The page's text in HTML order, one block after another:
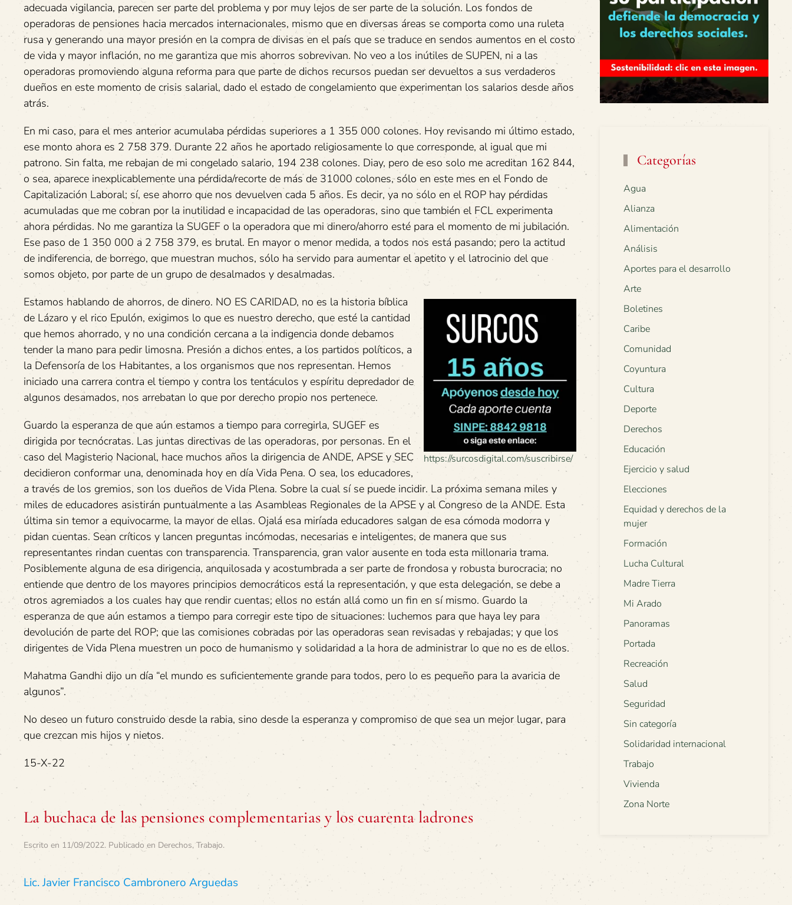
adecuada vigilancia, parecen ser parte del problema y por muy lejos de ser parte de la solución. Los fondos de
operadoras de pensiones hacia mercados internacionales, mismo que en diversas áreas se comporta como una ruleta
rusa y generando una mayor presión en la compra de divisas en el país que se traduce en sendos aumentos en el costo
de vida y mayor inflación, no me garantiza que mis ahorros sobrevivan. No veo a los inútiles de SUPEN, ni a las
operadoras promoviendo alguna reforma para que parte de dichos recursos puedan ser devueltos a sus verdaderos
dueños en este momento de crisis salarial, dado el estado de congelamiento que experimentan los salarios desde años
atrás.
En mi caso, para el mes anterior acumulaba pérdidas superiores a 1 355 000 colones. Hoy revisando mi último estado,
ese monto ahora es 2 758 379. Durante 22 años he aportado religiosamente lo que corresponde, al igual que mi
patrono. Sin falta, me rebajan de mi congelado salario, 194 238 colones. Diay, pero de eso solo me acreditan 162 844,
o sea, aparece inexplicablemente una pérdida/recorte de más de 31000 colones, sólo en este mes en el Fondo de
Capitalización Laboral; sí, ese ahorro que nos devuelven cada 5 años. Es decir, ya no sólo en el ROP hay pérdidas
acumuladas que me cobran por la inutilidad e incapacidad de las operadoras, sino que también el FCL experimenta
ahora pérdidas. No me garantiza la SUGEF o la operadora que mi dinero/ahorro esté para el momento de mi jubilación.
Ese paso de 1 350 000 a 2 758 379, es brutal. En mayor o menor medida, a todos nos está pasando; pero la actitud
de indiferencia, de borrego, que muestran muchos, sólo ha servido para aumentar el apetito y el latrocinio del que
somos objeto, por parte de un grupo de desalmados y desalmadas.
https://surcosdigital.com/suscribirse/
Estamos hablando de ahorros, de dinero. NO ES CARIDAD, no es la historia bíblica
de Lázaro y el rico Epulón, exigimos lo que es nuestro derecho, que esté la cantidad
que hemos ahorrado, y no una condición cercana a la indigencia donde debamos
tender la mano para pedir limosna. Presión a dichos entes, a los partidos políticos, a
la Defensoría de los Habitantes, a los organismos que nos representan. Hemos
iniciado una carrera contra el tiempo y contra los tentáculos y espíritu depredador de
algunos desamados, nos arrebatan lo que por derecho propio nos pertenece.
Guardo la esperanza de que aún estamos a tiempo para corregirla, SUGEF es
dirigida por tecnócratas. Las juntas directivas de las operadoras, por personas. En el
caso del Magisterio Nacional, hace muchos años la dirigencia de ANDE, APSE y SEC
decidieron conformar una, denominada hoy en día Vida Pena. O sea, los educadores,
a través de los gremios, son los dueños de Vida Plena. Sobre la cual sí se puede incidir. La próxima semana miles y
miles de educadores asistirán puntualmente a las Asambleas Regionales de la APSE y al Congreso de la ANDE. Esta
última sin temor a equivocarme, la mayor de ellas. Ojalá esa miríada educadores salgan de esa cómoda modorra y
pidan cuentas. Sean críticos y lancen preguntas incómodas, necesarias e inteligentes, de manera que sus
representantes rindan cuentas con transparencia. Transparencia, gran valor ausente en toda esta millonaria trama.
Posiblemente alguna de esa dirigencia, anquilosada y acostumbrada a ser parte de frondosa y robusta burocracia; no
entiende que dentro de los mayores principios democráticos está la representación, y que esta delegación, se debe a
otros agremiados a los cuales hay que rendir cuentas; ellos no están allá como un fin en sí mismo. Guardo la
esperanza de que aún estamos a tiempo para corregir este tipo de situaciones: luchemos para que haya ley para
devolución de parte del ROP; que las comisiones cobradas por las operadoras sean revisadas y rebajadas; y que los
dirigentes de Vida Plena muestren un poco de humanismo y solidaridad a la hora de administrar lo que no es de ellos.
Mahatma Gandhi dijo un día “el mundo es suficientemente grande para todos, pero lo es pequeño para la avaricia de
algunos”.
No deseo un futuro construido desde la rabia, sino desde la esperanza y compromiso de que sea un mejor lugar, para
que crezcan mis hijos y nietos.
15-X-22
La buchaca de las pensiones complementarias y los cuarenta ladrones
Escrito en 11/09/2022. Publicado en Derechos,Trabajo.
Lic. Javier Francisco Cambronero Arguedas
Categorías
Agua
Alianza
Alimentación
Análisis
Aportes para el desarrollo
Arte
Boletines
Caribe
Comunidad
Coyuntura
Cultura
Deporte
Derechos
Educación
Ejercicio y salud
Elecciones
Equidad y derechos de la
mujer
Formación
Lucha Cultural
Madre Tierra
Mi Arado
Panoramas
Portada
Recreación
Salud
Seguridad
Sin categoría
Solidaridad internacional
Trabajo
Vivienda
Zona Norte